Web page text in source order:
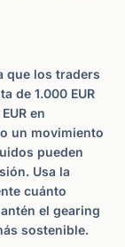
que los traders
de 1.000 EUR
en
un movimiento
pueden
Usa la
cuánto
el gearing
sostenible.